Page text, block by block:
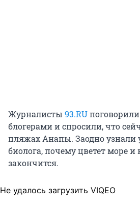
Журналисты 93.RU
блогерами и спросили, что
пляжах Анапы. Заодно узнали
биолога, почему цветет море и
закончится.
Не удалось загрузить VIQEO